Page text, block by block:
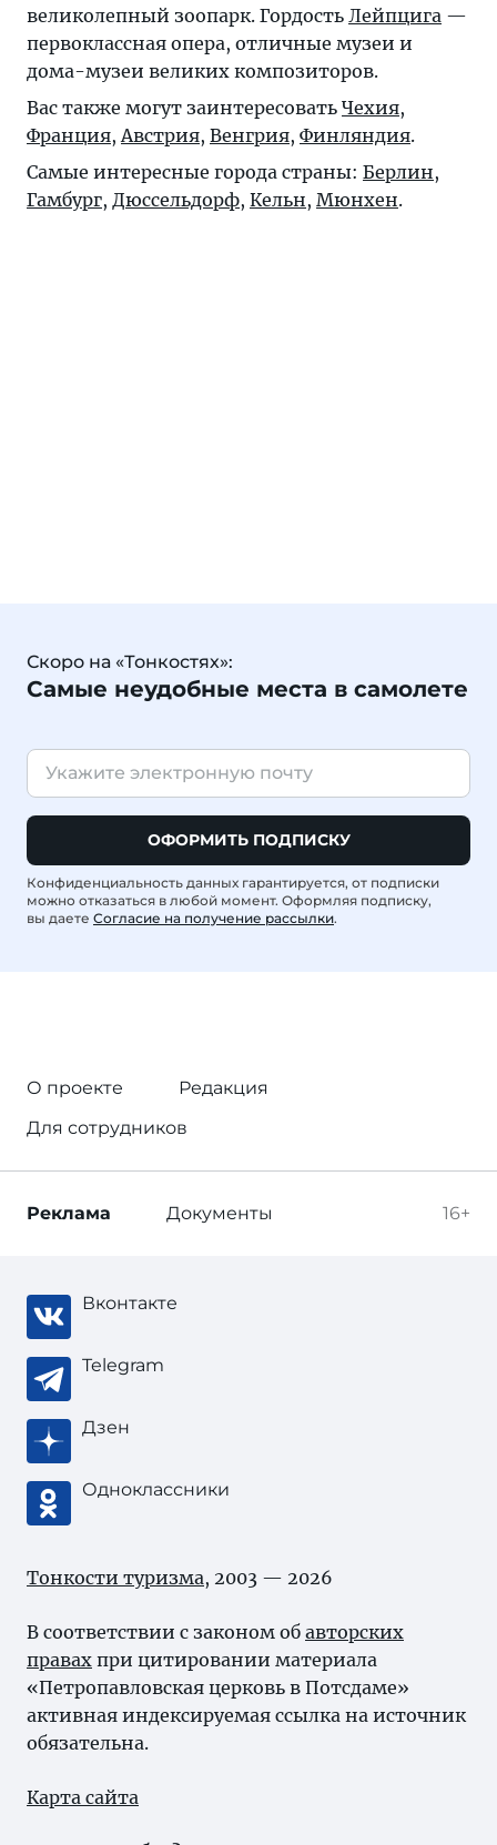
великолепный зоопарк. Гордость Лейпцига —
первоклассная опера, отличные музеи и
дома-музеи великих композиторов.
Вас также могут заинтересовать Чехия,
Франция, Австрия, Венгрия, Финляндия.
Самые интересные города страны: Берлин,
Гамбург, Дюссельдорф, Кельн, Мюнхен.
Скоро на «Тонкостях»:
Самые неудобные места в самолете
ОФОРМИТЬ ПОДПИСКУ
Конфиденциальность данных гарантируется, от подписки
можно отказаться в любой момент. Оформляя подписку,
вы даете Согласие на получение рассылки.
О проекте
Редакция
Для сотрудников
16+
Реклама Документы
Вконтакте
Telegram
Дзен
Одноклассники
Тонкости туризма, 2003 — 2026
В соответствии с законом об авторских
правах при цитировании материала
«Петропавловская церковь в Потсдаме»
активная индексируемая ссылка на источник
обязательна.
Карта сайта